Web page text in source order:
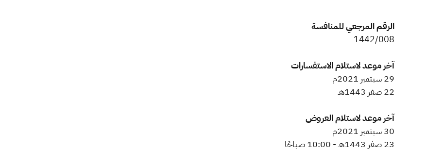
الرقم المرجعي للمنافسة
1442/008​
آخر موعد لاستلام الاستفسارات
29 سبتمبر 2021م
22 صفر 1443هـ
آخر موعد لاستلام العروض
30 سبتمبر 2021م
23 صفر 1443هـ - 10:00 صباحًا